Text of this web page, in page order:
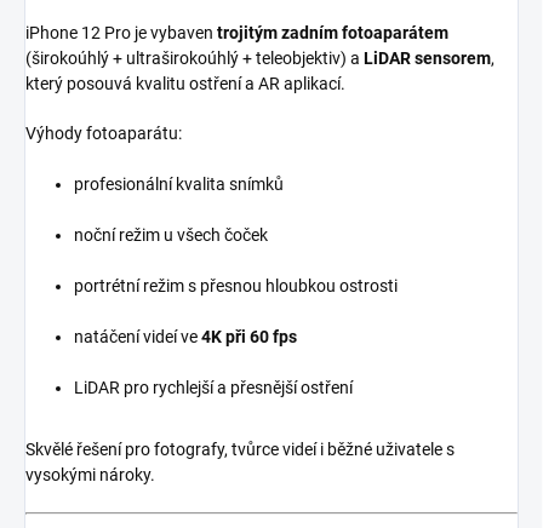
iPhone 12 Pro je vybaven trojitým zadním fotoaparátem
(širokoúhlý + ultraširokoúhlý + teleobjektiv) a LiDAR sensorem,
který posouvá kvalitu ostření a AR aplikací.
Výhody fotoaparátu:
profesionální kvalita snímků
noční režim u všech čoček
portrétní režim s přesnou hloubkou ostrosti
natáčení videí ve4K při 60 fps
LiDAR pro rychlejší a přesnější ostření
Skvělé řešení pro fotografy, tvůrce videí i běžné uživatele s
vysokými nároky.